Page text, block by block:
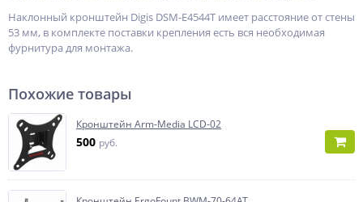
Наклонный кронштейн Digis DSM-E4544T имеет расстояние от стены
53 мм, в комплекте поставки крепления есть вся необходимая
фурнитура для монтажа.
Похожие товары
Кронштейн Arm-Media LCD-02
500 руб.